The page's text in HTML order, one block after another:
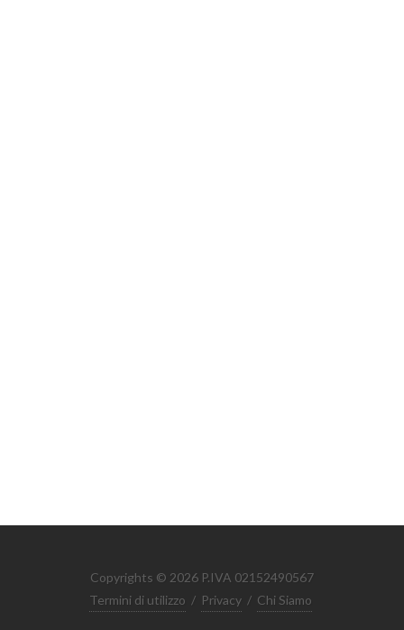
Copyrights © 2026 P.IVA 02152490567
Termini di utilizzo / Privacy / Chi Siamo